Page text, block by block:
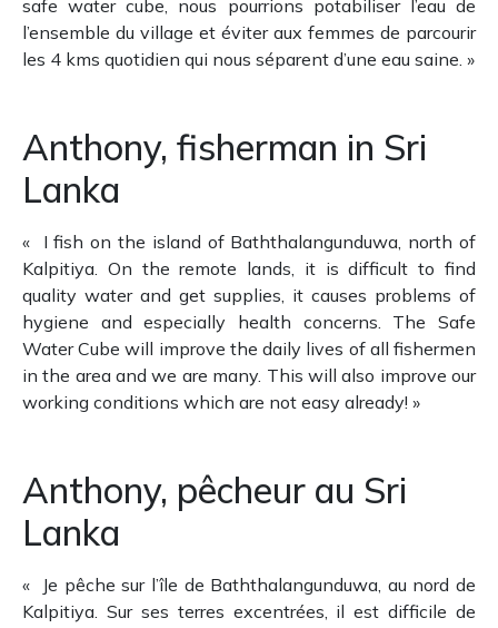
safe water cube, nous pourrions potabiliser l’eau de
l’ensemble du village et éviter aux femmes de parcourir
les 4 kms quotidien qui nous séparent d’une eau saine. »
Anthony, fisherman in Sri
Lanka
« I fish on the island of Baththalangunduwa, north of
Kalpitiya. On the remote lands, it is difficult to find
quality water and get supplies, it causes problems of
hygiene and especially health concerns. The Safe
Water Cube will improve the daily lives of all fishermen
in the area and we are many. This will also improve our
working conditions which are not easy already! »
Anthony, pêcheur au Sri
Lanka
« Je pêche sur l’île de Baththalangunduwa, au nord de
Kalpitiya. Sur ses terres excentrées, il est difficile de